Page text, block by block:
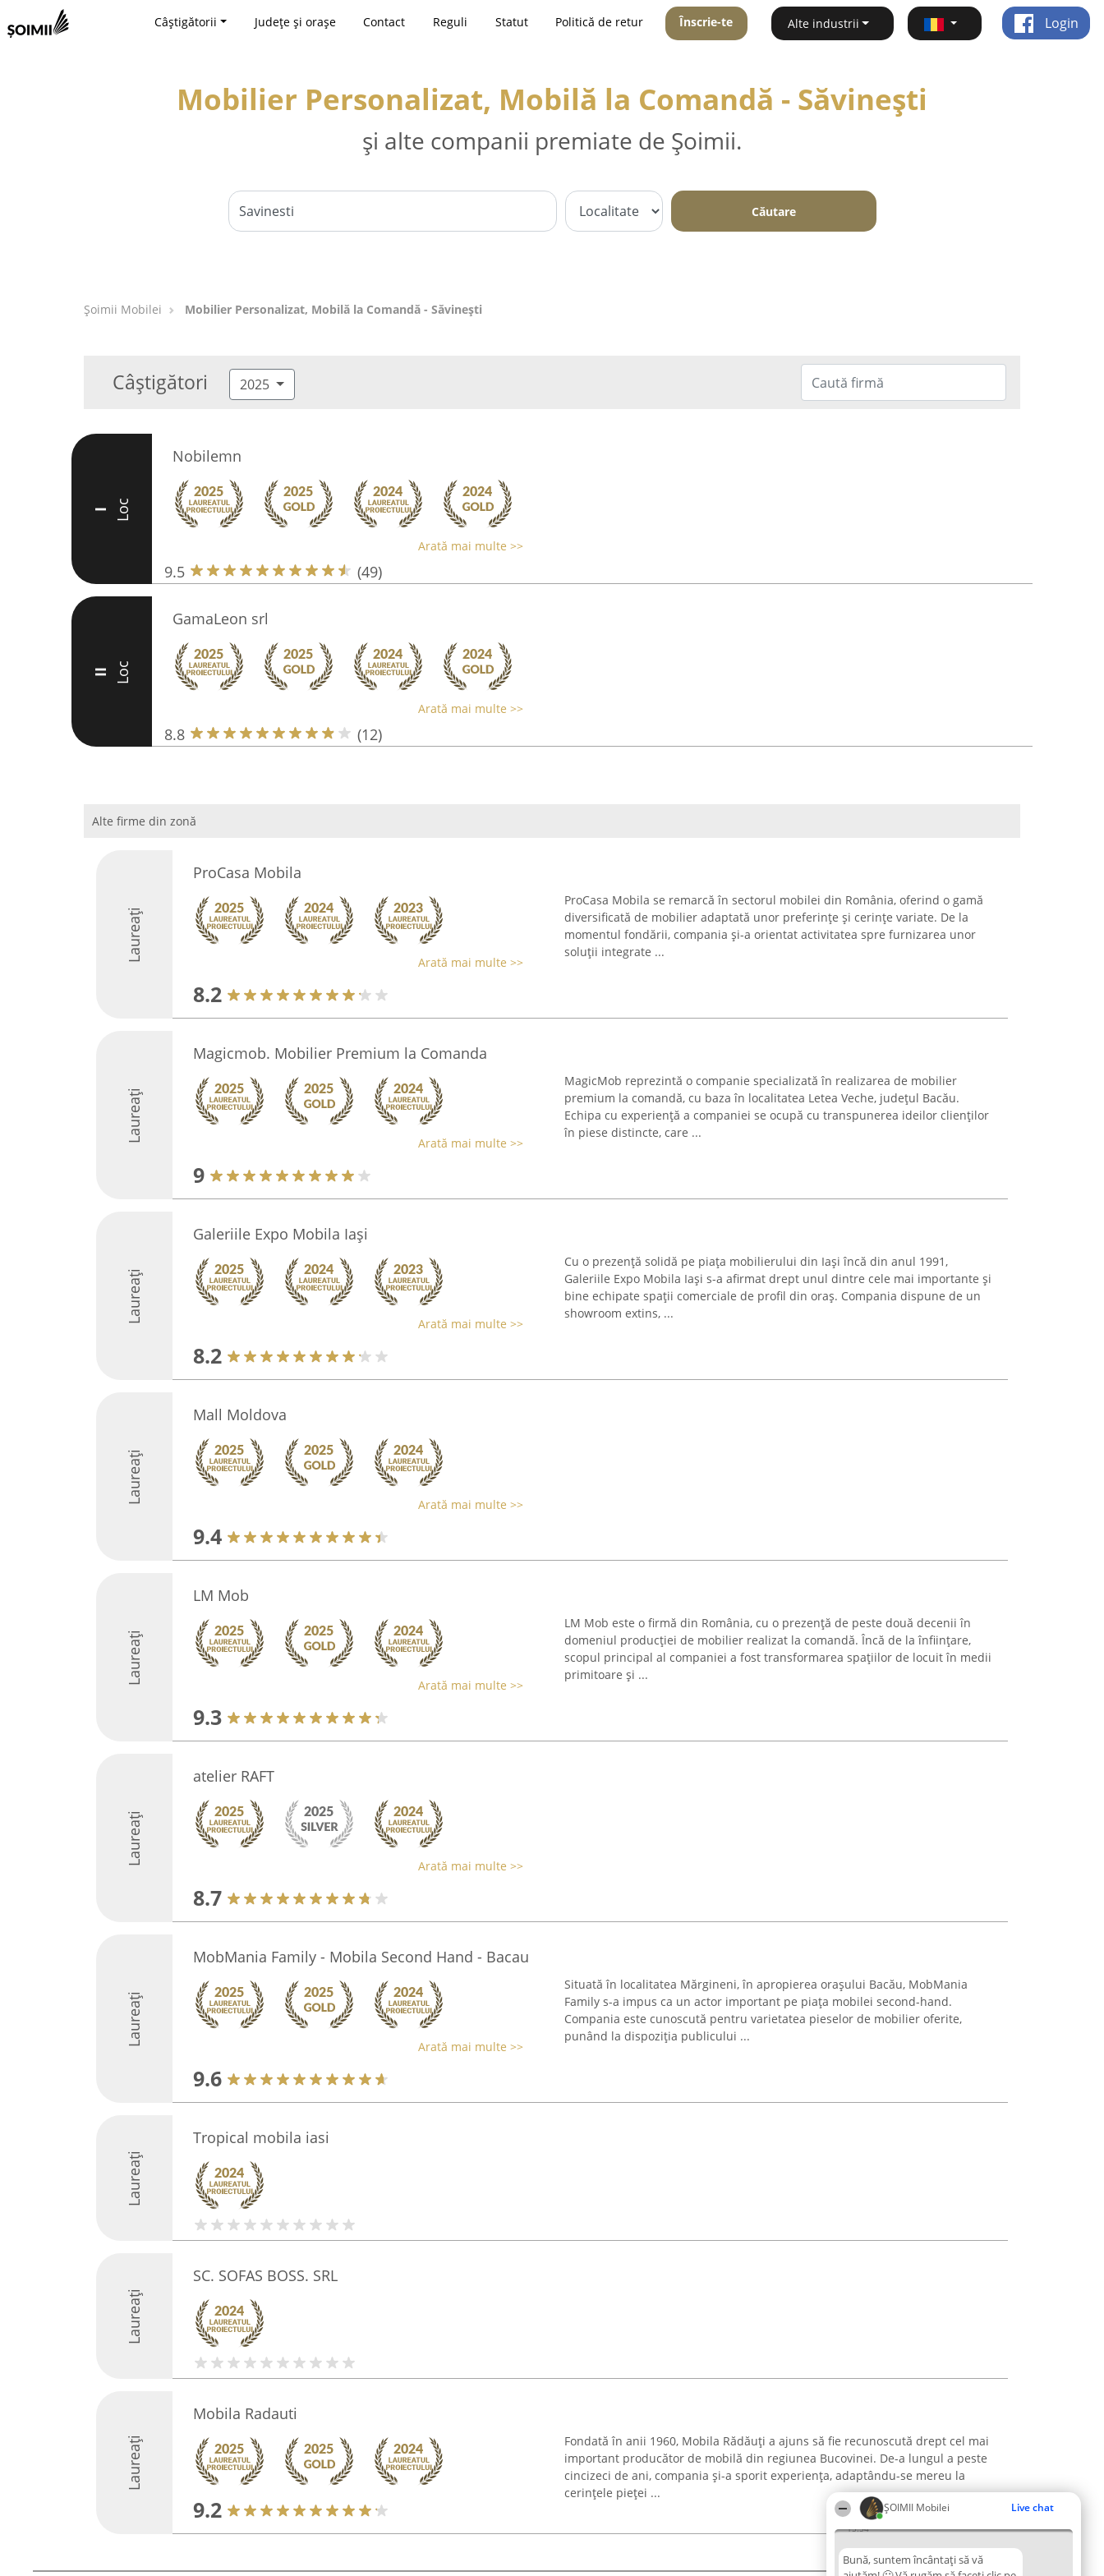
ȘOIMII Mobilei Live chat
15:54
Bună, suntem încântați să vă
Câștigătorii Județe și orașe Contact Reguli Statut Politică de retur Înscrie-te Alte industrii Login
Mobilier Personalizat, Mobilă la Comandă - Săvineşti
și alte companii premiate de Șoimii.
Căutare
Șoimii Mobilei Mobilier Personalizat, Mobilă la Comandă - Săvineşti
Câștigători 2025
I Loc
Nobilemn
Arată mai multe >>
9.5 (49)
II Loc
GamaLeon srl
Arată mai multe >>
8.8 (12)
Alte firme din zonă
Laureați
ProCasa Mobila
Arată mai multe >>
8.2
ProCasa Mobila se remarcă în sectorul mobilei din România, oferind o gamă
diversificată de mobilier adaptată unor preferințe și cerințe variate. De la
momentul fondării, compania și-a orientat activitatea spre furnizarea unor
soluții integrate ...
Laureați
Magicmob. Mobilier Premium la Comanda
Arată mai multe >>
9
MagicMob reprezintă o companie specializată în realizarea de mobilier
premium la comandă, cu baza în localitatea Letea Veche, județul Bacău.
Echipa cu experiență a companiei se ocupă cu transpunerea ideilor clienților
în piese distincte, care ...
Laureați
Galeriile Expo Mobila Iași
Arată mai multe >>
8.2
Cu o prezență solidă pe piața mobilierului din Iași încă din anul 1991,
Galeriile Expo Mobila Iași s-a afirmat drept unul dintre cele mai importante și
bine echipate spații comerciale de profil din oraș. Compania dispune de un
showroom extins, ...
Laureați
Mall Moldova
Arată mai multe >>
9.4
Laureați
LM Mob
Arată mai multe >>
9.3
LM Mob este o firmă din România, cu o prezență de peste două decenii în
domeniul producției de mobilier realizat la comandă. Încă de la înființare,
scopul principal al companiei a fost transformarea spațiilor de locuit în medii
primitoare și ...
Laureați
atelier RAFT
Arată mai multe >>
8.7
Laureați
MobMania Family - Mobila Second Hand - Bacau
Arată mai multe >>
9.6
Situată în localitatea Mărgineni, în apropierea orașului Bacău, MobMania
Family s-a impus ca un actor important pe piața mobilei second-hand.
Compania este cunoscută pentru varietatea pieselor de mobilier oferite,
punând la dispoziția publicului ...
Laureați
Tropical mobila iasi
Laureați
SC. SOFAS BOSS. SRL
Laureați
Mobila Radauti
9.2
Fondată în anii 1960, Mobila Rădăuți a ajuns să fie recunoscută drept cel mai
important producător de mobilă din regiunea Bucovinei. De-a lungul a peste
cincizeci de ani, compania și-a sporit experiența, adaptându-se mereu la
cerințele pieței ...